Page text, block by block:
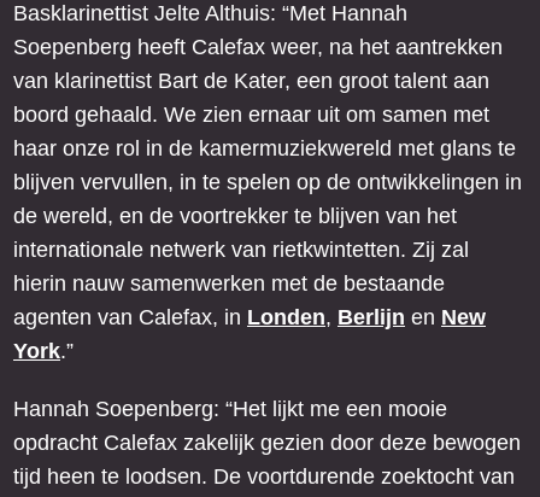
Basklarinettist Jelte Althuis: “Met Hannah
Soepenberg heeft Calefax weer, na het aantrekken
van klarinettist Bart de Kater, een groot talent aan
boord gehaald. We zien ernaar uit om samen met
haar onze rol in de kamermuziekwereld met glans te
blijven vervullen, in te spelen op de ontwikkelingen in
de wereld, en de voortrekker te blijven van het
internationale netwerk van rietkwintetten. Zij zal
hierin nauw samenwerken met de bestaande
agenten van Calefax, in Londen, Berlijn en New
York.”
Hannah Soepenberg: “Het lijkt me een mooie
opdracht Calefax zakelijk gezien door deze bewogen
tijd heen te loodsen. De voortdurende zoektocht van